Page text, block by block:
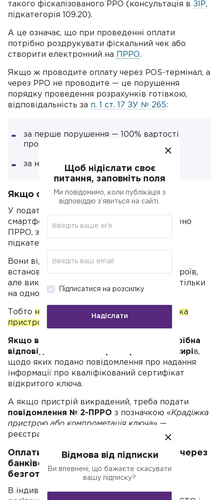
такого фіскалізованого РРО (консультація в ЗІР,
підкатегорія 109.20).
А це означає, що при проведенні оплати
потрібно роздрукувати фіскальний чек або
створити електронний на
ПРРО.
Якщо ж проводите оплату через POS-термінал, а
через РРО не проводите — це порушення
порядку проведення розрахунків готівкою,
відповідальність за п. 1 ст. 17 ЗУ № 265:
за перше порушення — 100% вартості
проданих товарів (робіт, послуг);
за наступні — 150% вартості.
Якщо смартфон з ПРРО загубився
У податківців запитали, що робити, якщо
смартфон або планшет, на який встановлено
ПРРО, загубився (консультація в
підкатегорія 109.24).
Вони відповіли: ПО може бути одночасно
встановлене на будь-якій кількості пристроїв,
але використовуватися один ПРРО може тільки
на одному пристрої, одним касиром.
Тобто не можна ПРРО встановити на кілька
пристроїв одразу
Якщо використовуєте кілька ПРРО, потрібна
відповідна кількість зареєстрованих касирів,
щодо яких подано повідомлення про надання
інформації про кваліфікований сертифікат
відкритого ключа.
А якщо пристрій викрадений, треба подати
повідомлення № 2-ПРРО з позначкою «Крадіжка
пристрою або компрометація ключа» —
реєстрація такого ПРРО буде скасована.
Оплати на рахунок ФОП, зараховані через
банківський ПТКС, вважаються
безготівковими
В індивідуальній консультації податківці
Щоб нідіслати своє
питання, заповніть поля
Ми повідомимо, коли публікація з
відповіддю з’явиться на сайті.
Підписатися на розсилку
Надіслати
Відмова від підписки
Ви впевнені, що бажаєте скасувати
вашу підписку?